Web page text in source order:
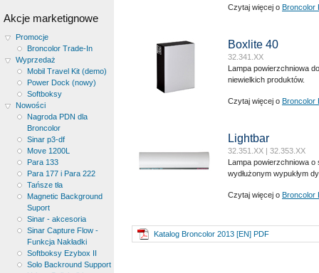
Akcje marketignowe
Promocje
Broncolor Trade-In
Wyprzedaż
Mobil Travel Kit (demo)
Power Dock (nowy)
Softboksy
Nowości
Nagroda PDN dla
Broncolor
Sinar p3-df
Move 1200L
Para 133
Para 177 i Para 222
Tańsze tła
Magnetic Background
Suport
Sinar - akcesoria
Sinar Capture Flow -
Funkcja Nakładki
Softboksy Ezybox II
Solo Backround Support
Czytaj więcej o Broncolor
Boxlite 40
32.341.XX
Lampa powierzchniowa
niewielkich produktów.
Czytaj więcej o Broncolor
Lightbar
32.351.XX | 32.353.XX
Lampa powierzchniowa o
wydłużonym wypukłym
Czytaj więcej o Broncolor
Katalog Broncolor 2013 [EN] PDF